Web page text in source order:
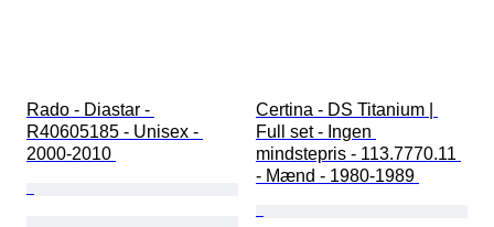
Rado - Diastar -
R40605185 - Unisex -
2000-2010
Certina - DS Titanium |
Full set - Ingen
mindstepris - 113.7770.11
- Mænd - 1980-1989